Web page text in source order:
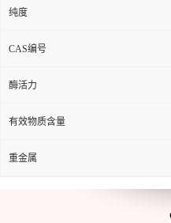
纯度
CAS编号
酶活力
有效物质含量
重金属